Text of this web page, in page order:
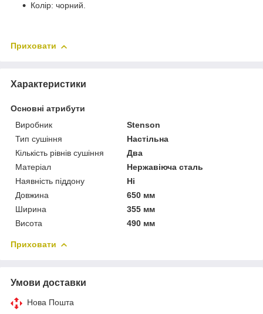
Колір: чорний.
Приховати
Характеристики
Основні атрибути
Виробник
Stenson
Тип сушіння
Настільна
Кількість рівнів сушіння
Два
Матеріал
Нержавіюча сталь
Наявність піддону
Ні
Довжина
650 мм
Ширина
355 мм
Висота
490 мм
Приховати
Умови доставки
Нова Пошта